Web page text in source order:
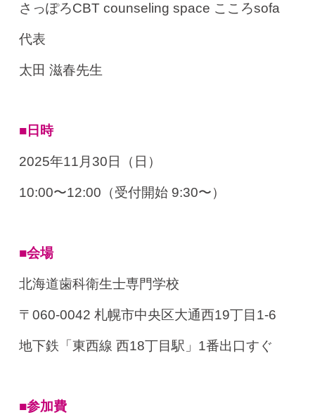
さっぽろCBT counseling space こころsofa
代表
太田 滋春先生
■日時
2025年11月30日（日）
10:00〜12:00（受付開始 9:30〜）
■会場
北海道歯科衛生士専門学校
〒060-0042 札幌市中央区大通西19丁目1-6
地下鉄「東西線 西18丁目駅」1番出口すぐ
■参加費